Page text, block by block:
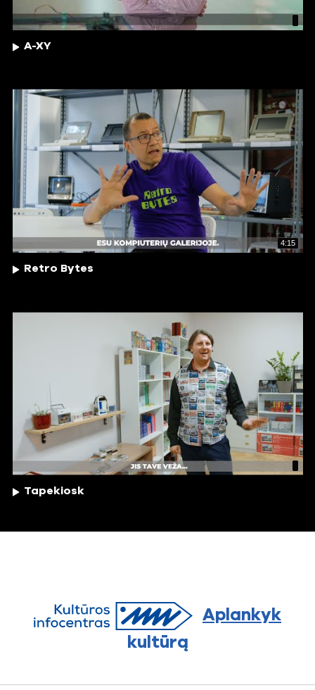
A-XY
4:15
Retro Bytes
Tapekiosk
Aplankyk
kultūrą